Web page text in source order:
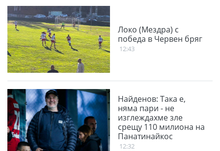
Локо (Мездра) с
победа в Червен бряг
12:43
Найденов: Така е,
няма пари - не
изглеждахме зле
срещу 110 милиона на
Панатинайкос
12:32